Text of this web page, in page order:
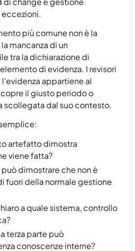
più comune non è la
mancanza di un
tra la dichiarazione di
di evidenza. I revisori
appartiene al
il giusto periodo o
scollegata dal suo contesto.
artefatto dimostra
viene fatta?
può dimostrare che non è
fuori della normale gestione
a quale sistema, controllo
terza parte può
conoscenze interne?